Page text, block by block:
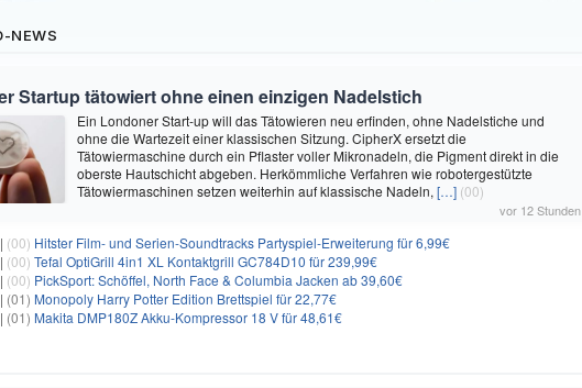
NEWS
Startup tätowiert ohne einen einzigen Nadelstich
Ein Londoner Start-up will das Tätowieren neu erfinden, ohne Nadelstiche und
ohne die Wartezeit einer klassischen Sitzung. CipherX ersetzt die
Tätowiermaschine durch ein Pflaster voller Mikronadeln, die Pigment direkt in die
oberste Hautschicht abgeben. Herkömmliche Verfahren wie robotergestützte
Tätowiermaschinen setzen weiterhin auf klassische Nadeln, […] (00)
vor 12 Stunden
(00) Hitster Film- und Serien-Soundtracks Partyspiel-Erweiterung für 6,99€
(00) Tefal OptiGrill 4in1 XL Kontaktgrill GC784D10 für 239,99€
(00) PickSport: Schöffel, North Face & Columbia Jacken ab 39,60€
(01) Monopoly Harry Potter Edition Brettspiel für 22,77€
(01) Makita DMP180Z Akku-Kompressor 18 V für 48,61€